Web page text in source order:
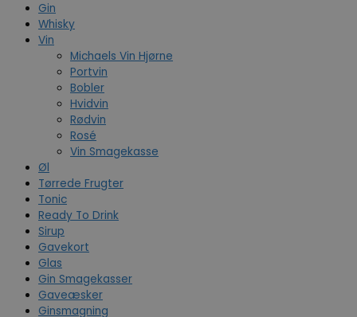
Gin
Whisky
Vin
Michaels Vin Hjørne
Portvin
Bobler
Hvidvin
Rødvin
Rosé
Vin Smagekasse
Øl
Tørrede Frugter
Tonic
Ready To Drink
Sirup
Gavekort
Glas
Gin Smagekasser
Gaveæsker
Ginsmagning